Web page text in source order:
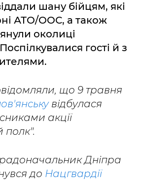
шану бійцям, які
АТО/ООС, а також
околиці
гості й з
що 9 травня
відбулася
акції
полк".
Дніпра
до Нацгвардії